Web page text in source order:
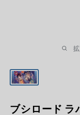
ブシロード ラ